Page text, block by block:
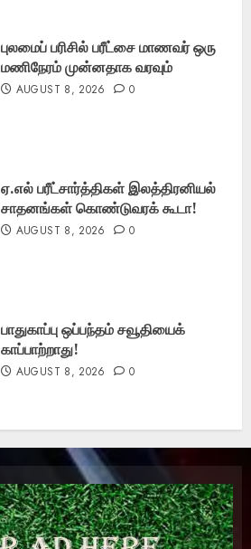
புலமைப் பரிசில் பரீட்சை மாணவர் ஒரு
மணிநேரம் முன்னதாக வரவும்
AUGUST 8, 2026 0
ஏ.எல் பரீட்சார்த்திகள் இலத்திரனியல்
சாதனங்கள் கொண்டுவரக் கூடா!
AUGUST 8, 2026 0
பாதுகாப்பு ஒப்பந்தம் சவூதியைக்
காப்பாற்றாது!
AUGUST 8, 2026 0